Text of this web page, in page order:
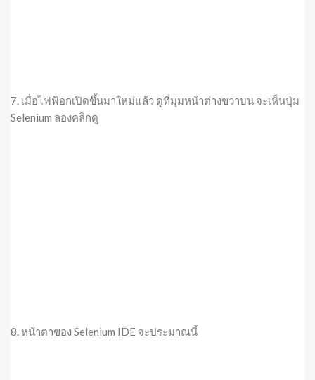
7. เมื่อไฟฟ้อกเปิดขึ้นมาใหม่แล้ว ดูที่มุมหน้าต่างขวาบน จะเห็นปุ่ม
Selenium ลองคลิกดู
8. หน้าตาของ Selenium IDE จะประมาณนี้